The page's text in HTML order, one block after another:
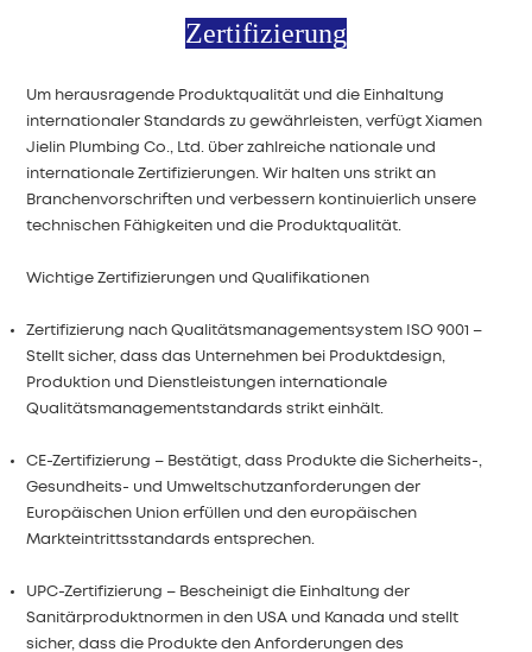
Zertifizierung
Um herausragende Produktqualität und die Einhaltung
internationaler Standards zu gewährleisten, verfügt Xiamen
Jielin Plumbing Co., Ltd. über zahlreiche nationale und
internationale Zertifizierungen. Wir halten uns strikt an
Branchenvorschriften und verbessern kontinuierlich unsere
technischen Fähigkeiten und die Produktqualität.
Wichtige Zertifizierungen und Qualifikationen
Zertifizierung nach Qualitätsmanagementsystem ISO 9001 –
Stellt sicher, dass das Unternehmen bei Produktdesign,
Produktion und Dienstleistungen internationale
Qualitätsmanagementstandards strikt einhält.
CE-Zertifizierung – Bestätigt, dass Produkte die Sicherheits-,
Gesundheits- und Umweltschutzanforderungen der
Europäischen Union erfüllen und den europäischen
Markteintrittsstandards entsprechen.
UPC-Zertifizierung – Bescheinigt die Einhaltung der
Sanitärproduktnormen in den USA und Kanada und stellt
sicher, dass die Produkte den Anforderungen des